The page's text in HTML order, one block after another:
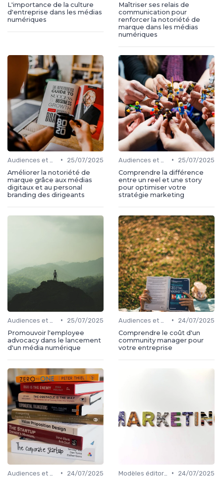
L'importance de la culture
d'entreprise dans les médias
numériques
Maîtriser ses relais de
communication pour
renforcer la notoriété de
marque dans les médias
numériques
•
25/07/2025
Améliorer la notoriété de
marque grâce aux médias
digitaux et au personal
branding des dirigeants
•
25/07/2025
Comprendre la différence
entre un reel et une story
pour optimiser votre
stratégie marketing
•
25/07/2025
Promouvoir l'employee
advocacy dans le lancement
d'un média numérique
•
24/07/2025
Comprendre le coût d'un
community manager pour
votre entreprise
•
24/07/2025
•
24/07/2025